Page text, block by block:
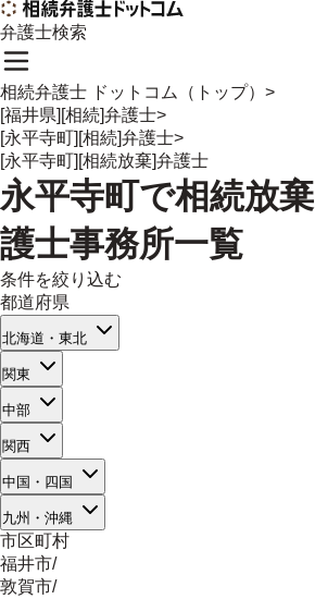
弁護士検索
相続弁護士 ドットコム（トップ） >
[福井県][相続]弁護士>
[永平寺町][相続]弁護士>
[永平寺町][相続放棄]弁護士
永平寺町で相続放棄
護士事務所一覧
条件を絞り込む
都道府県
北海道・東北
関東
中部
関西
中国・四国
九州・沖縄
市区町村
福井市/
敦賀市/